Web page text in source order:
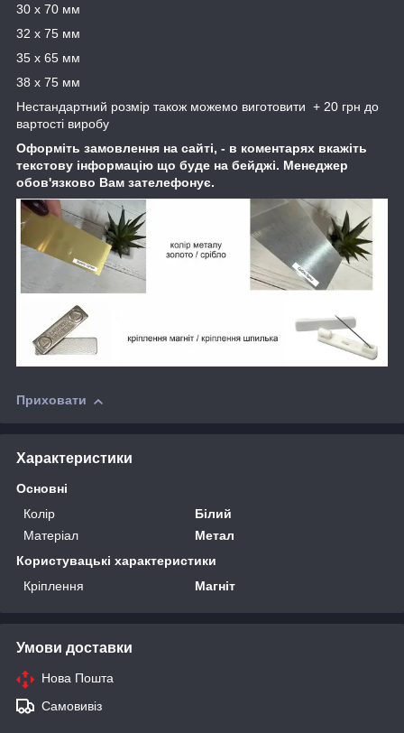
30 х 70 мм
32 х 75 мм
35 х 65 мм
38 х 75 мм
Нестандартний розмір також можемо виготовити + 20 грн до
вартості виробу
Оформіть замовлення на сайті, - в коментарях вкажіть
текстову інформацію що буде на бейджі. Менеджер
обов'язково Вам зателефонує.
Приховати
Характеристики
Основні
Колір
Білий
Матеріал
Метал
Користувацькi характеристики
Кріплення
Магніт
Умови доставки
Нова Пошта
Самовивіз